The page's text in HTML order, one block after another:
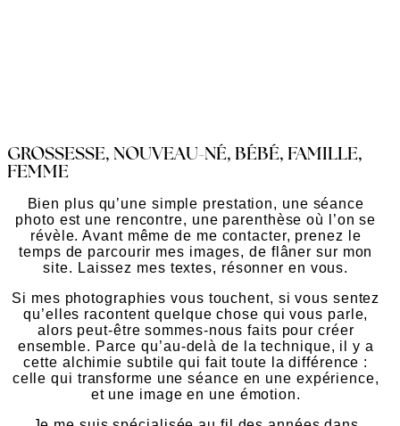
GROSSESSE, NOUVEAU-NÉ, BÉBÉ, FAMILLE,
FEMME
Bien plus qu’une simple prestation, une séance
photo est une rencontre, une parenthèse où l’on se
révèle. Avant même de me contacter, prenez le
temps de parcourir mes images, de flâner sur mon
site. Laissez mes textes, résonner en vous.
Si mes photographies vous touchent, si vous sentez
qu’elles racontent quelque chose qui vous parle,
alors peut-être sommes-nous faits pour créer
ensemble. Parce qu’au-delà de la technique, il y a
cette alchimie subtile qui fait toute la différence :
celle qui transforme une séance en une expérience,
et une image en une émotion.